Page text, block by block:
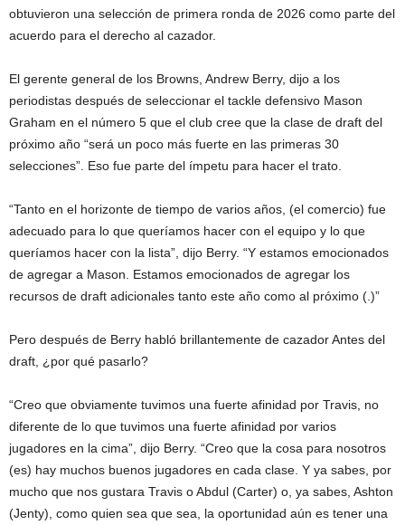
obtuvieron una selección de primera ronda de 2026 como parte del
acuerdo para el derecho al cazador.
El gerente general de los Browns, Andrew Berry, dijo a los
periodistas después de seleccionar el tackle defensivo Mason
Graham en el número 5 que el club cree que la clase de draft del
próximo año “será un poco más fuerte en las primeras 30
selecciones”. Eso fue parte del ímpetu para hacer el trato.
“Tanto en el horizonte de tiempo de varios años, (el comercio) fue
adecuado para lo que queríamos hacer con el equipo y lo que
queríamos hacer con la lista”, dijo Berry. “Y estamos emocionados
de agregar a Mason. Estamos emocionados de agregar los
recursos de draft adicionales tanto este año como al próximo (.)”
Pero después de Berry habló brillantemente de cazadorAntes del
draft, ¿por qué pasarlo?
“Creo que obviamente tuvimos una fuerte afinidad por Travis, no
diferente de lo que tuvimos una fuerte afinidad por varios
jugadores en la cima”, dijo Berry. “Creo que la cosa para nosotros
(es) hay muchos buenos jugadores en cada clase. Y ya sabes, por
mucho que nos gustara Travis o Abdul (Carter) o, ya sabes, Ashton
(Jenty), como quien sea que sea, la oportunidad aún es tener una